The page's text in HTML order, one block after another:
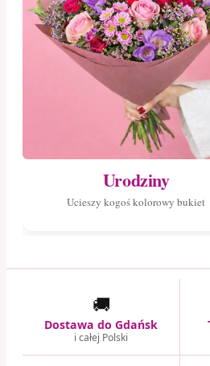
Urodziny
Ucieszy kogoś kolorowy bukiet
🚚
Dostawa do Gdańsk
i całej Polski